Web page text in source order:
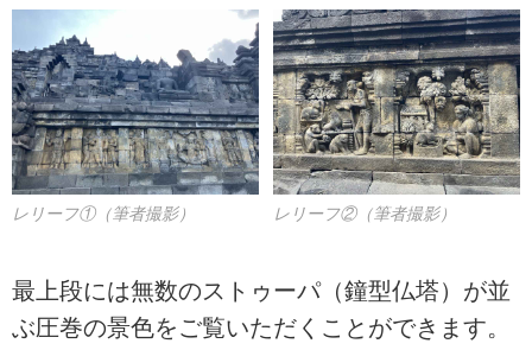
レリーフ②（筆者撮影）
レリーフ①（筆者撮影）
最上段には無数のストゥーパ（鐘型仏塔）が並
ぶ圧巻の景色をご覧いただくことができます。